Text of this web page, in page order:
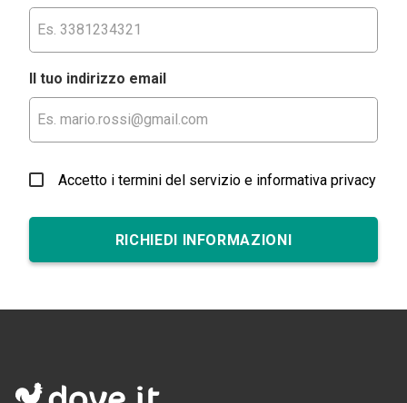
Il tuo indirizzo email
Accetto i termini del servizio e informativa privacy
RICHIEDI INFORMAZIONI